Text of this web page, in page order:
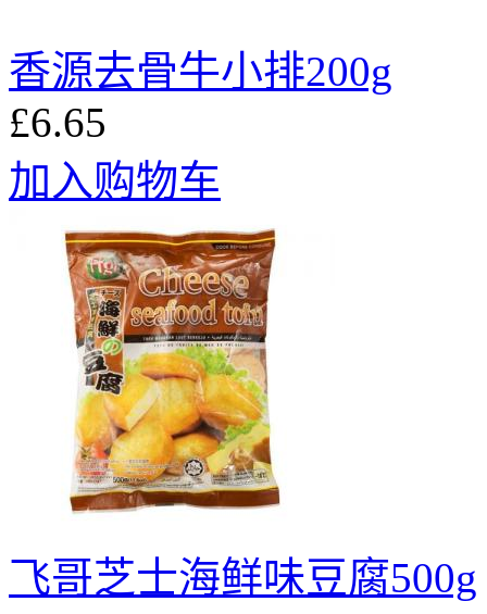
香源去骨牛小排200g
£6.65
加入购物车
飞哥芝士海鲜味豆腐500g